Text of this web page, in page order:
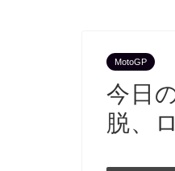
MotoGP
今日
脱、